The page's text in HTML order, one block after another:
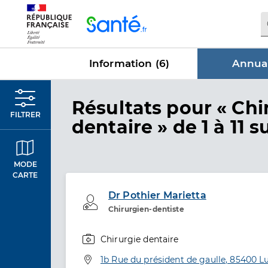
Information (6)
FILTRER
MODE
CARTE
Résultats dans
pour «
dentaire » de 1 à 11
Dr Pothier Marietta
Chirurgien-dentiste
Professionel de santé
Chirurgie dentaire
Adresse
1b Rue du président de gaulle, 85400
Panneau de gestion des cookies